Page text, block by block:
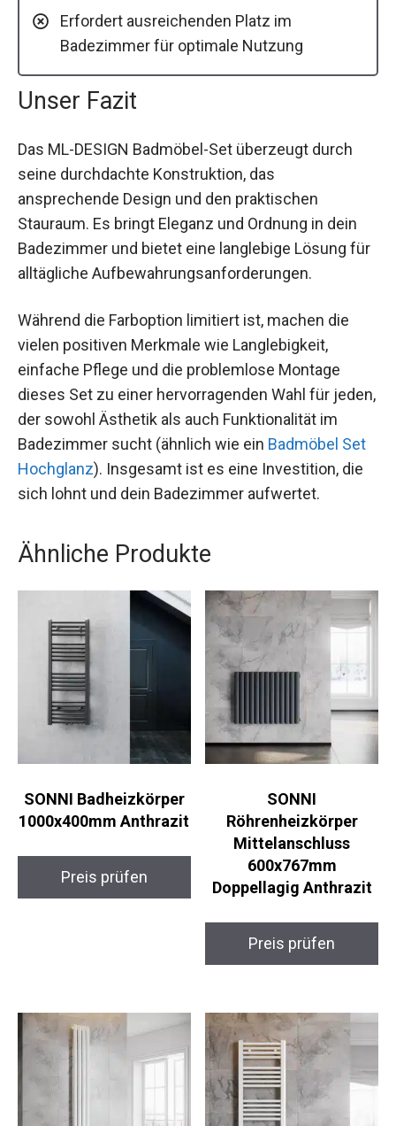
Erfordert ausreichenden Platz im
Badezimmer für optimale Nutzung
Unser Fazit
Das ML-DESIGN Badmöbel-Set überzeugt durch
seine durchdachte Konstruktion, das
ansprechende Design und den praktischen
Stauraum. Es bringt Eleganz und Ordnung in dein
Badezimmer und bietet eine langlebige Lösung für
alltägliche Aufbewahrungsanforderungen.
Während die Farboption limitiert ist, machen die
vielen positiven Merkmale wie Langlebigkeit,
einfache Pflege und die problemlose Montage
dieses Set zu einer hervorragenden Wahl für jeden,
der sowohl Ästhetik als auch Funktionalität im
Badezimmer sucht (ähnlich wie ein Badmöbel Set
Hochglanz). Insgesamt ist es eine Investition, die
sich lohnt und dein Badezimmer aufwertet.
Ähnliche Produkte
SONNI Badheizkörper
1000x400mm Anthrazit
Preis prüfen
SONNI
Röhrenheizkörper
Mittelanschluss
600x767mm
Doppellagig Anthrazit
Preis prüfen